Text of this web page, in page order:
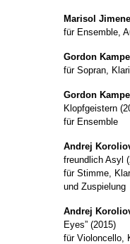
Marisol
für Ensemble,
Gordon Kampe
für Sopran,
Gordon Kampe
Klopfgeistern
für Ensemble
Andrej
freundlich Asyl
für Stimme,
und Zuspielung
Andrej
Eyes” (2015)
für Violoncello,